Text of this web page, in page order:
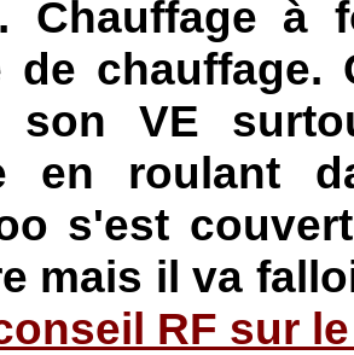
Chauffage
de
son VE
en roulant
s'est
mais il va
RF sur